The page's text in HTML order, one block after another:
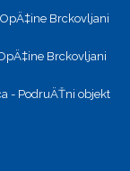
Brckovljani
Brckovljani
- PodruÄŤni objekt